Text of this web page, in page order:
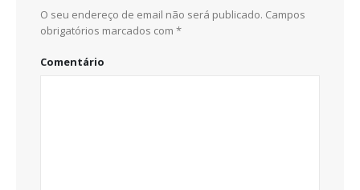
O seu endereço de email não será publicado. Campos
obrigatórios marcados com *
Comentário